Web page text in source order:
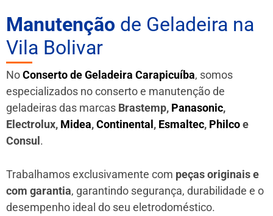
Manutenção de Geladeira na
Vila Bolivar
NoConserto de Geladeira Carapicuíba, somos
especializados no conserto e manutenção de
geladeiras das marcas Brastemp, Panasonic,
Electrolux, Midea,Continental, Esmaltec, Philcoe
Consul.
Trabalhamos exclusivamente com peças originais e
com garantia, garantindo segurança, durabilidade e o
desempenho ideal do seu eletrodoméstico.